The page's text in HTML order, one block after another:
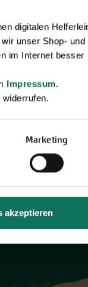
digitalen
unser Shop- und
im Internet besser
Impressum.
Marketing
akzeptieren